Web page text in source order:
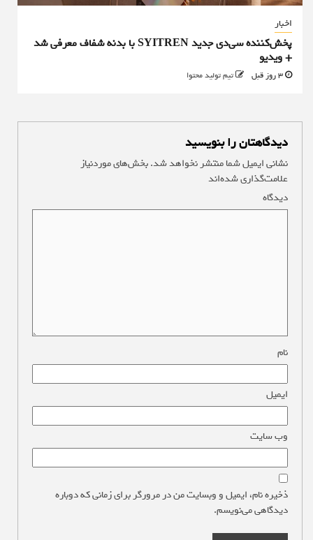
اخبار
پخش‌کننده سی‌دی جدید SYITREN با بدنه شفاف معرفی شد
+ ویدیو
تیم تولید محتوا
دیدگاهتان را بنویسید
نشانی ایمیل شما منتشر نخواهد شد.بخش‌های موردنیاز
علامت‌گذاری شده‌اند
دیدگاه
نام
ایمیل
وب‌ سایت
ذخیره نام، ایمیل و وبسایت من در مرورگر برای زمانی که دوباره
دیدگاهی می‌نویسم.